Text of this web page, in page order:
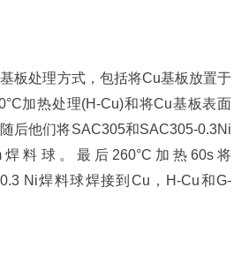
板处理方式，包括将Cu基板放置于
加热处理(H-Cu)和将Cu基板表面
后他们将SAC305和SAC305-0.3Ni
料球。最后260°C加热60s将
Ni焊料球焊接到Cu，H-Cu和G-